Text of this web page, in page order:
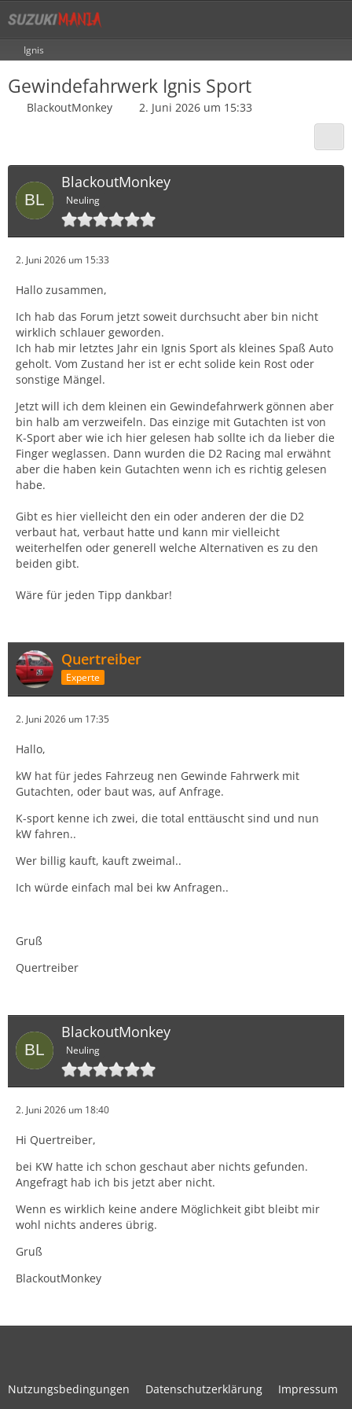
Ignis
Gewindefahrwerk Ignis Sport
BlackoutMonkey 2. Juni 2026 um 15:33
BlackoutMonkey
Neuling
2. Juni 2026 um 15:33
Hallo zusammen,
Ich hab das Forum jetzt soweit durchsucht aber bin nicht
wirklich schlauer geworden.
Ich hab mir letztes Jahr ein Ignis Sport als kleines Spaß Auto
geholt. Vom Zustand her ist er echt solide kein Rost oder
sonstige Mängel.
Jetzt will ich dem kleinen ein Gewindefahrwerk gönnen aber
bin halb am verzweifeln. Das einzige mit Gutachten ist von
K-Sport aber wie ich hier gelesen hab sollte ich da lieber die
Finger weglassen. Dann wurden die D2 Racing mal erwähnt
aber die haben kein Gutachten wenn ich es richtig gelesen
habe.
Gibt es hier vielleicht den ein oder anderen der die D2
verbaut hat, verbaut hatte und kann mir vielleicht
weiterhelfen oder generell welche Alternativen es zu den
beiden gibt.
Wäre für jeden Tipp dankbar!
Quertreiber
Experte
2. Juni 2026 um 17:35
Hallo,
kW hat für jedes Fahrzeug nen Gewinde Fahrwerk mit
Gutachten, oder baut was, auf Anfrage.
K-sport kenne ich zwei, die total enttäuscht sind und nun
kW fahren..
Wer billig kauft, kauft zweimal..
Ich würde einfach mal bei kw Anfragen..
Gruß
Quertreiber
BlackoutMonkey
Neuling
2. Juni 2026 um 18:40
Hi Quertreiber,
bei KW hatte ich schon geschaut aber nichts gefunden.
Angefragt hab ich bis jetzt aber nicht.
Wenn es wirklich keine andere Möglichkeit gibt bleibt mir
wohl nichts anderes übrig.
Gruß
BlackoutMonkey
Nutzungsbedingungen Datenschutzerklärung Impressum